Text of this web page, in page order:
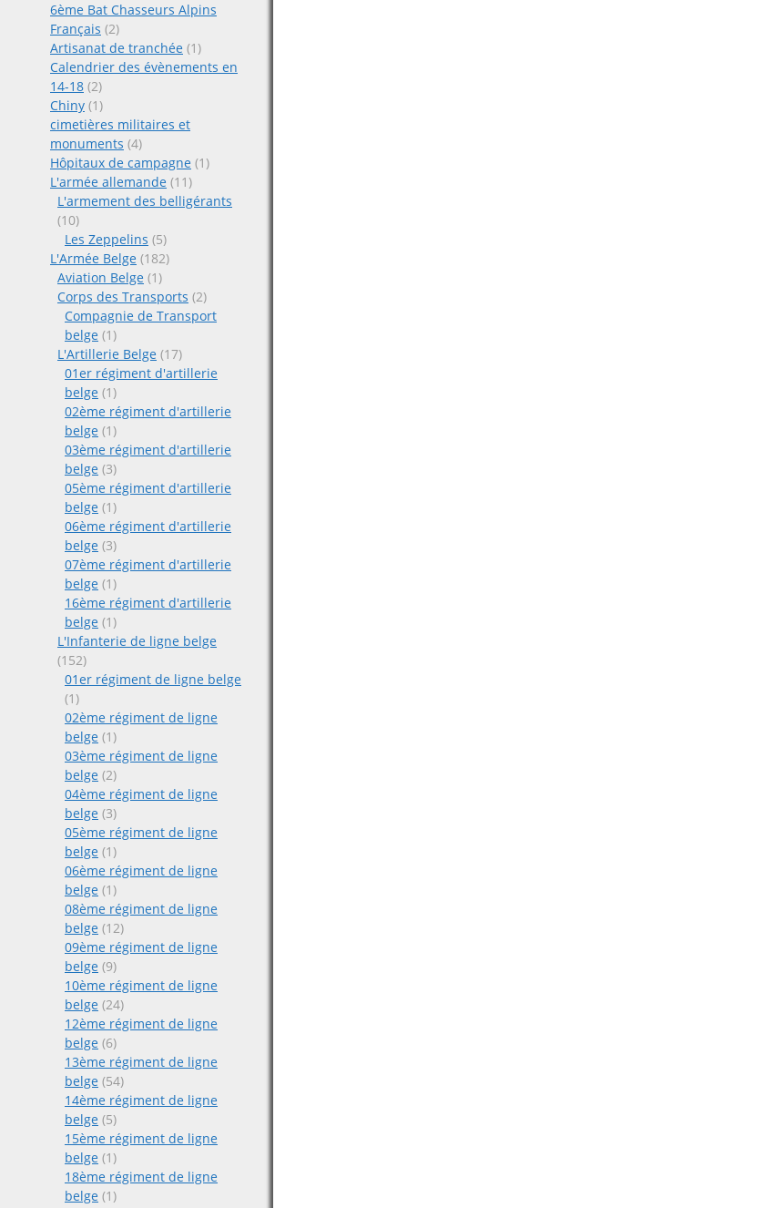
6ème Bat Chasseurs Alpins
Français (2)
Artisanat de tranchée (1)
Calendrier des évènements en
14-18 (2)
Chiny (1)
cimetières militaires et
monuments (4)
Hôpitaux de campagne (1)
L'armée allemande (11)
L'armement des belligérants
(10)
Les Zeppelins (5)
L'Armée Belge (182)
Aviation Belge (1)
Corps des Transports (2)
Compagnie de Transport
belge (1)
L'Artillerie Belge (17)
01er régiment d'artillerie
belge (1)
02ème régiment d'artillerie
belge (1)
03ème régiment d'artillerie
belge (3)
05ème régiment d'artillerie
belge (1)
06ème régiment d'artillerie
belge (3)
07ème régiment d'artillerie
belge (1)
16ème régiment d'artillerie
belge (1)
L'Infanterie de ligne belge
(152)
01er régiment de ligne belge
(1)
02ème régiment de ligne
belge (1)
03ème régiment de ligne
belge (2)
04ème régiment de ligne
belge (3)
05ème régiment de ligne
belge (1)
06ème régiment de ligne
belge (1)
08ème régiment de ligne
belge (12)
09ème régiment de ligne
belge (9)
10ème régiment de ligne
belge (24)
12ème régiment de ligne
belge (6)
13ème régiment de ligne
belge (54)
14ème régiment de ligne
belge (5)
15ème régiment de ligne
belge (1)
18ème régiment de ligne
belge (1)